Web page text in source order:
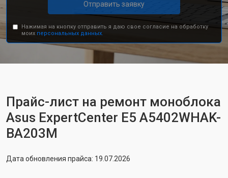
Отправить заявку
Нажимая на кнопку отправить я даю свое согласие на обработку
моих персональных данных.
Прайс-лист на ремонт моноблока
Asus ExpertCenter E5 A5402WHAK-
BA203M
Дата обновления прайса: 19.07.2026